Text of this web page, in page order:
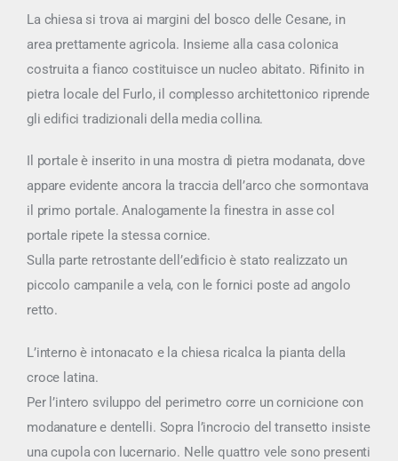
La chiesa si trova ai margini del bosco delle Cesane, in
area prettamente agricola. Insieme alla casa colonica
costruita a fianco costituisce un nucleo abitato. Rifinito in
pietra locale del Furlo, il complesso architettonico riprende
gli edifici tradizionali della media collina.
Il portale è inserito in una mostra di pietra modanata, dove
appare evidente ancora la traccia dell’arco che sormontava
il primo portale. Analogamente la finestra in asse col
portale ripete la stessa cornice.
Sulla parte retrostante dell’edificio è stato realizzato un
piccolo campanile a vela, con le fornici poste ad angolo
retto.
L’interno è intonacato e la chiesa ricalca la pianta della
croce latina.
Per l’intero sviluppo del perimetro corre un cornicione con
modanature e dentelli. Sopra l’incrocio del transetto insiste
una cupola con lucernario. Nelle quattro vele sono presenti